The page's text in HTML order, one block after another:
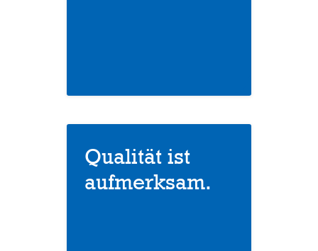
Qualität ist
aufmerksam.